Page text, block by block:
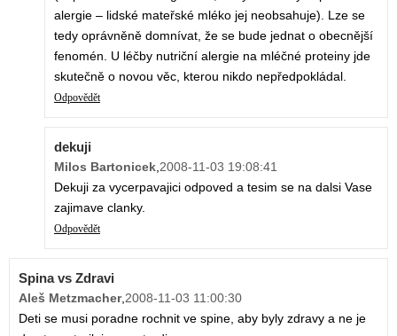
alergie – lidské mateřské mléko jej neobsahuje). Lze se
tedy oprávněně domnívat, že se bude jednat o obecnější
fenomén. U léčby nutriční alergie na mléčné proteiny jde
skutečně o novou věc, kterou nikdo nepředpokládal.
Odpovědět
dekuji
Milos Bartonicek,2008-11-03 19:08:41
Dekuji za vycerpavajici odpoved a tesim se na dalsi Vase
zajimave clanky.
Odpovědět
Spina vs Zdravi
Aleš Metzmacher,2008-11-03 11:00:30
Deti se musi poradne rochnit ve spine, aby byly zdravy a ne je